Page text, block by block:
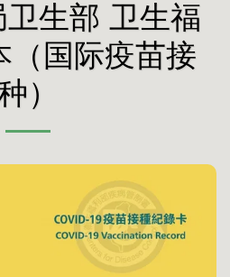
生部 卫生福
（国际疫苗接
）